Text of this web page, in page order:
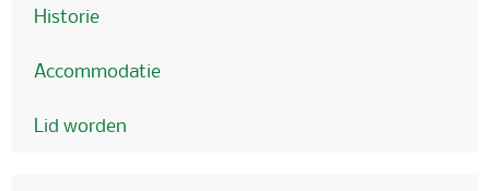
Historie
Accommodatie
Lid worden